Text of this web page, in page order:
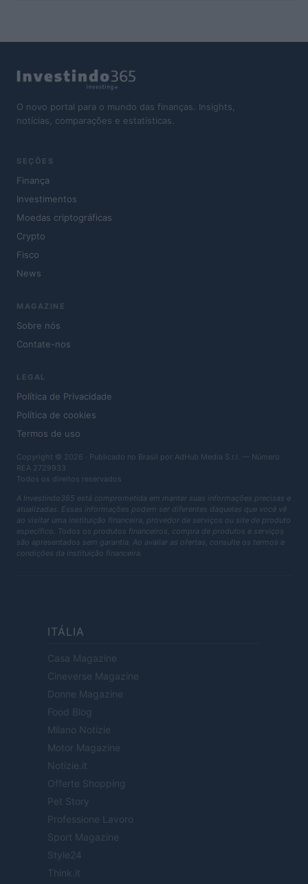
O novo portal para o mundo das finanças. Insights,
notícias, comparações e estatísticas.
SEÇÕES
Finança
Investimentos
Moedas criptográficas
Crypto
Fisco
News
MAGAZINE
Sobre nós
Contate-nos
LEGAL
Política de Privacidade
Política de cookies
Termos de uso
Copyright © 2026 · Publicado no Brasil por AdHub Media S.r.l. — Número
REA 2729933
Todos os direitos reservados
A Investindo365 está comprometida em manter suas informações precisas e
atualizadas. Essas informações podem ser diferentes daquelas que você vê
ao visitar uma instituição financeira, provedor de serviços ou site de produto
específico. Todos os produtos financeiros, compra de produtos e serviços
são apresentados sem garantia. Ao avaliar as ofertas, consulte os termos e
condições da instituição financeira.
ITÁLIA
Casa Magazine
Cineverse Magazine
Donne Magazine
Food Blog
Milano Notizie
Motor Magazine
Notizie.it
Offerte Shopping
Pet Story
Professione Lavoro
Sport Magazine
Style24
Think.it